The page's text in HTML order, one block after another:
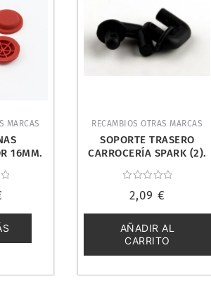
MARCAS
16MM.
RECAMBIOS OTRAS MARCAS
SOPORTE TRASERO
CARROCERÍA SPARK (2).
con
de
5
2,09 €
AÑADIR AL
CARRITO